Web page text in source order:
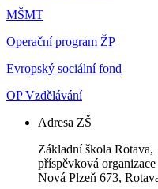
MŠMT
Operační program ŽP
Evropský sociální fond
OP Vzdělávání
Adresa ZŠ
Základní škola Rotava,
příspěvková organizace
Nová Plzeň 673,